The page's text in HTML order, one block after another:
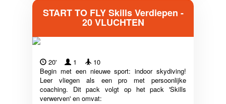
START TO FLY Skills Verdiepen -
20 VLUCHTEN
20' 1
10
Begin met een nieuwe sport: indoor skydiving!
Leer vliegen als een pro met persoonlijke
coaching. Dit pack volgt op het pack 'Skills
verwerven' en omvat: